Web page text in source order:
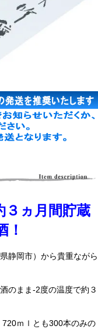
３ヵ月間貯蔵
！
静岡市）から貴重ながら
のまま-2度の温度で約３
ｍｌとも300本のみの